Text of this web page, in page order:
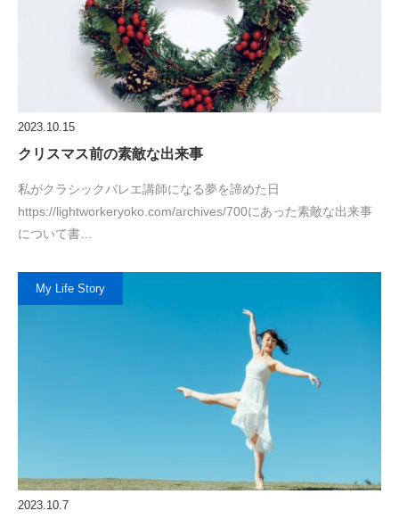
2023.10.15
クリスマス前の素敵な出来事
私がクラシックバレエ講師になる夢を諦めた日
https://lightworkeryoko.com/archives/700にあった素敵な出来事
について書…
My Life Story
2023.10.7